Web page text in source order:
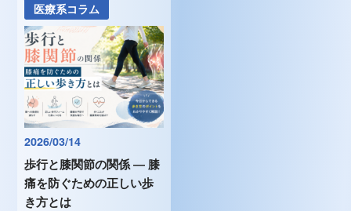
医療系コラム
2026/03/14
歩行と膝関節の関係 ― 膝
痛を防ぐための正しい歩
き方とは